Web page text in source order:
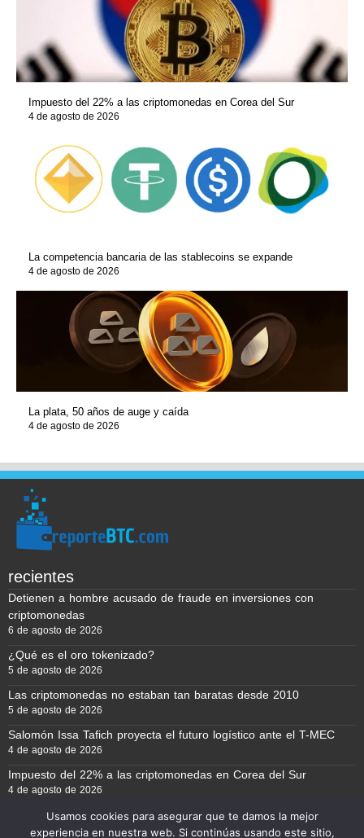
Impuesto del 22% a las criptomonedas en Corea del Sur
4 de agosto de 2026
La competencia bancaria de las stablecoins se expande
4 de agosto de 2026
La plata, 50 años de auge y caída
4 de agosto de 2026
recientes
Detienen a hombre acusado de fraude en inversiones con
criptomonedas
6 de agosto de 2026
¿Qué es el oro tokenizado?
5 de agosto de 2026
Las criptomonedas no estaban tan baratas desde 2010
5 de agosto de 2026
Salomón Issa Tafich proyecta el futuro logístico ante el T-MEC
4 de agosto de 2026
Impuesto del 22% a las criptomonedas en Corea del Sur
4 de agosto de 2026
Usamos cookies para asegurar que te damos la mejor
experiencia en nuestra web. Si continúas usando este sitio,